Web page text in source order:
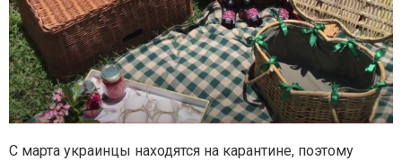
С марта украинцы находятся на карантине, поэтому